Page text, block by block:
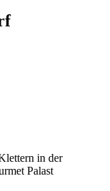
in der
Palast